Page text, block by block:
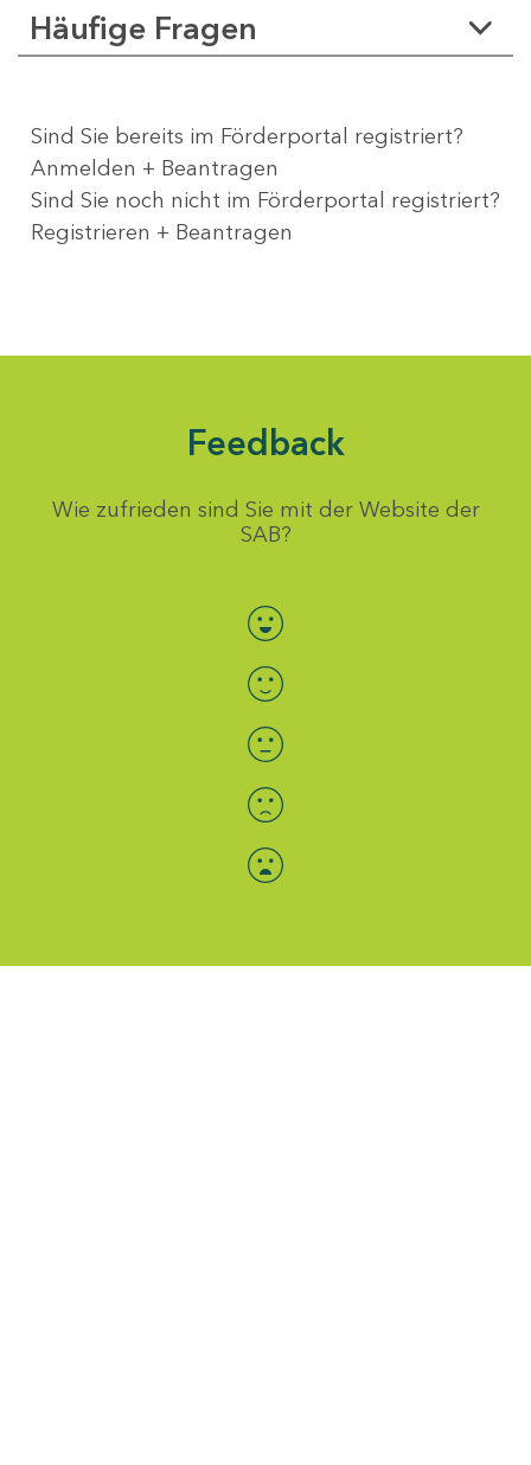
Häufige Fragen
Sind Sie bereits im Förderportal registriert?
Anmelden + Beantragen
Sind Sie noch nicht im Förderportal registriert?
Registrieren + Beantragen
Feedback
Wie zufrieden sind Sie mit der Website der
SAB?
Bewertung auswählen